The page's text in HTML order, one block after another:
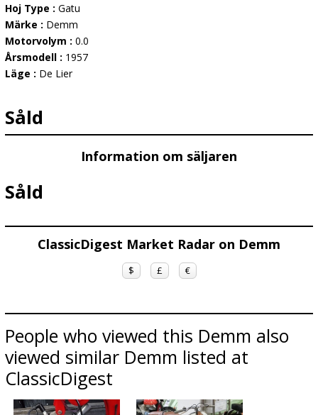
Hoj Type : Gatu
Märke : Demm
Motorvolym : 0.0
Årsmodell : 1957
Läge : De Lier
Såld
Information om säljaren
Såld
ClassicDigest Market Radar on Demm
$ £ €
People who viewed this Demm also
viewed similar Demm listed at
ClassicDigest